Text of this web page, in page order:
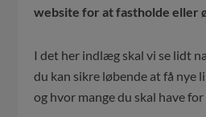
website for at fastholde eller
I det her indlæg skal vi se lidt
du kan sikre løbende at få nye
og hvor mange du skal have